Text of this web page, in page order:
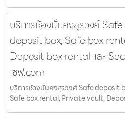
บริการห้องมั่นคงสุรวงศ์
deposit box, Safe box
Deposit box rental และ
เซฟ.com
บริการห้องมั่นคงสุรวงศ์ Safe deposit
Safe box rental, Private vault,